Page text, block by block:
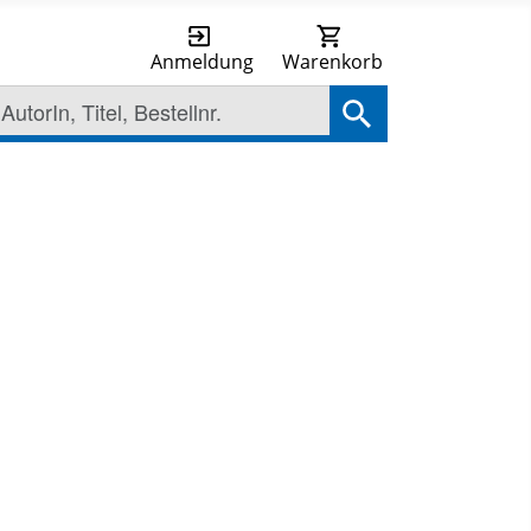
Anmeldung Warenkorb